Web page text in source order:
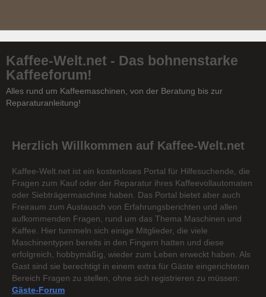
Kaffee-Welt.net - Das bohnenstarke
Kaffeeforum!
Alles rund um Kaffeemaschinen, von der Beratung bis zur
Reparaturanleitung!
Herzlich Willkommen auf Kaffee-Welt.net
Kaffee-Welt.net ist ein kostenloses Portal für Hilfesuchende, die
Fragen zum Kauf oder der Reparatur ihres Kaffeevollautomaten
oder Siebträgermaschine haben. Das Portal bietet aber auch
Freiraum zum Austausch von Erfahrungsberichten und allen
aufkommenden Fragen, rund um das Thema Maschinen und
Kaffee. Hier tummeln sich einige Mitglieder, die viele
Maschinentypen bereits in den Fingern hatten und diese
erfolgreich, hobbymäßig, wieder zum Leben erweckt haben. Als
Gast sind sie berechtigt in einem extra für Gäste eingerichteten
Bereich Fragen zu stellen, ohne sich registrieren zu müssen:
Gäste-Forum